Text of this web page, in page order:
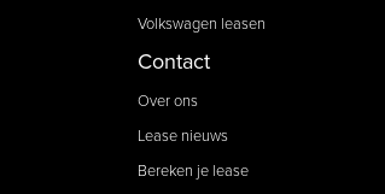
Volkswagen leasen
Contact
Over ons
Lease nieuws
Bereken je lease